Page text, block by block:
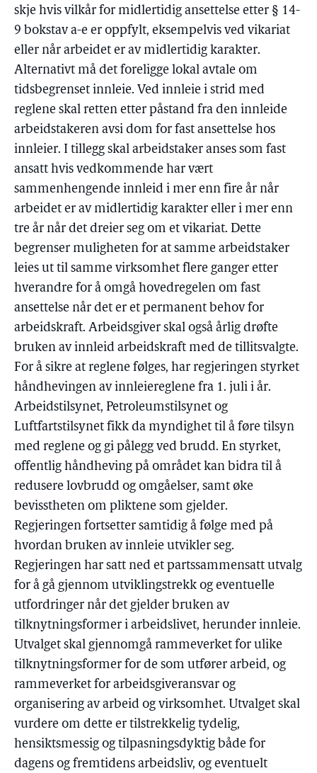
skje hvis vilkår for midlertidig ansettelse etter § 14-
9 bokstav a-e er oppfylt, eksempelvis ved vikariat
eller når arbeidet er av midlertidig karakter.
Alternativt må det foreligge lokal avtale om
tidsbegrenset innleie. Ved innleie i strid med
reglene skal retten etter påstand fra den innleide
arbeidstakeren avsi dom for fast ansettelse hos
innleier. I tillegg skal arbeidstaker anses som fast
ansatt hvis vedkommende har vært
sammenhengende innleid i mer enn fire år når
arbeidet er av midlertidig karakter eller i mer enn
tre år når det dreier seg om et vikariat. Dette
begrenser muligheten for at samme arbeidstaker
leies ut til samme virksomhet flere ganger etter
hverandre for å omgå hovedregelen om fast
ansettelse når det er et permanent behov for
arbeidskraft. Arbeidsgiver skal også årlig drøfte
bruken av innleid arbeidskraft med de tillitsvalgte.
For å sikre at reglene følges, har regjeringen styrket
håndhevingen av innleiereglene fra 1. juli i år.
Arbeidstilsynet, Petroleumstilsynet og
Luftfartstilsynet fikk da myndighet til å føre tilsyn
med reglene og gi pålegg ved brudd. En styrket,
offentlig håndheving på området kan bidra til å
redusere lovbrudd og omgåelser, samt øke
bevisstheten om pliktene som gjelder.
Regjeringen fortsetter samtidig å følge med på
hvordan bruken av innleie utvikler seg.
Regjeringen har satt ned et partssammensatt utvalg
for å gå gjennom utviklingstrekk og eventuelle
utfordringer når det gjelder bruken av
tilknytningsformer i arbeidslivet, herunder innleie.
Utvalget skal gjennomgå rammeverket for ulike
tilknytningsformer for de som utfører arbeid, og
rammeverket for arbeidsgiveransvar og
organisering av arbeid og virksomhet. Utvalget skal
vurdere om dette er tilstrekkelig tydelig,
hensiktsmessig og tilpasningsdyktig både for
dagens og fremtidens arbeidsliv, og eventuelt